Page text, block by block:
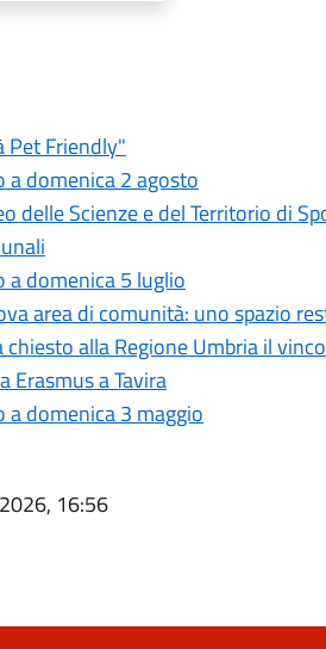
Pet Friendly"
a domenica 2 agosto
delle Scienze e del Territorio di
a domenica 5 luglio
area di comunità: uno spazio
alla Regione Umbria il
Erasmus a Tavira
a domenica 3 maggio
16:56